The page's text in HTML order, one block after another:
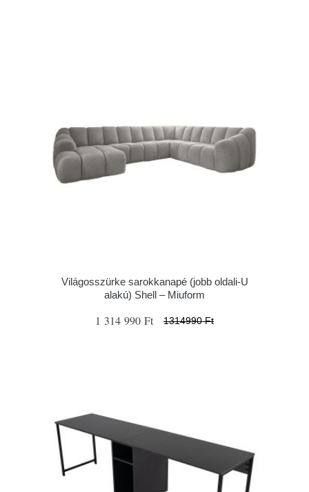
Világosszürke sarokkanapé (jobb oldali-U
alakú) Shell – Miuform
1 314 990 Ft 1314990 Ft